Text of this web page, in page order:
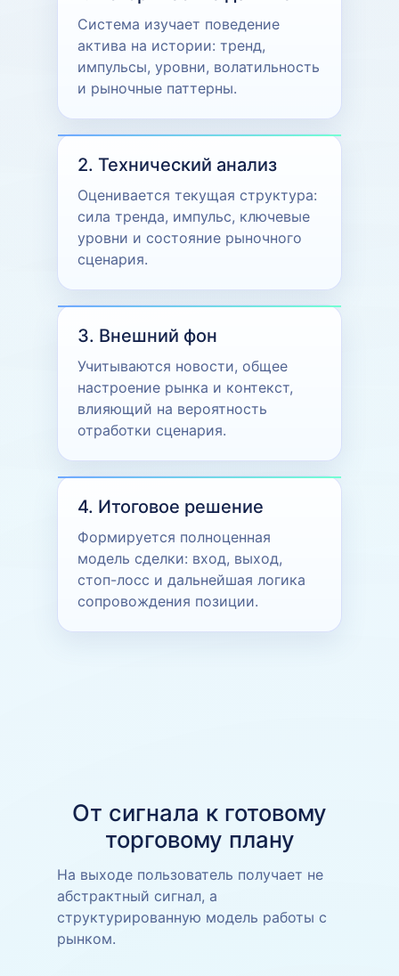
Система изучает поведение
актива на истории: тренд,
импульсы, уровни, волатильность
и рыночные паттерны.
2. Технический анализ
Оценивается текущая структура:
сила тренда, импульс, ключевые
уровни и состояние рыночного
сценария.
3. Внешний фон
Учитываются новости, общее
настроение рынка и контекст,
влияющий на вероятность
отработки сценария.
4. Итоговое решение
Формируется полноценная
модель сделки: вход, выход,
стоп-лосс и дальнейшая логика
сопровождения позиции.
От сигнала к готовому
торговому плану
На выходе пользователь получает не
абстрактный сигнал, а
структурированную модель работы с
рынком.